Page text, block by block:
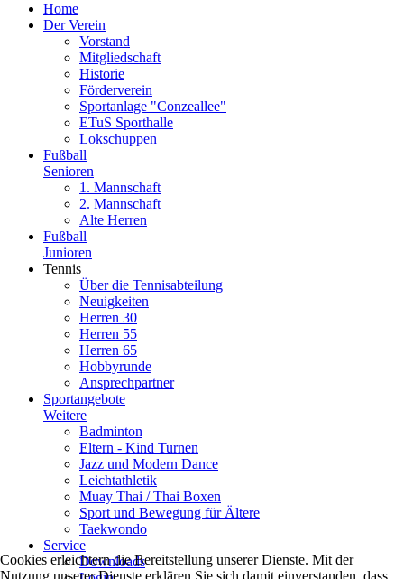
Home
Der Verein
Vorstand
Mitgliedschaft
Historie
Förderverein
Sportanlage "Conzeallee"
ETuS Sporthalle
Lokschuppen
Fußball
Senioren
1. Mannschaft
2. Mannschaft
Alte Herren
Fußball
Junioren
Tennis
Über die Tennisabteilung
Neuigkeiten
Herren 30
Herren 55
Herren 65
Hobbyrunde
Ansprechpartner
Sportangebote
Weitere
Badminton
Eltern - Kind Turnen
Jazz und Modern Dance
Leichtathletik
Muay Thai / Thai Boxen
Sport und Bewegung für Ältere
Taekwondo
Service
Downloads
Cookies erleichtern die Bereitstellung unserer Dienste. Mit der
Nutzung unserer Dienste erklären Sie sich damit einverstanden, dass